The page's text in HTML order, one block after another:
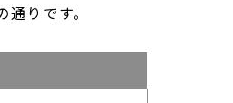
りです。